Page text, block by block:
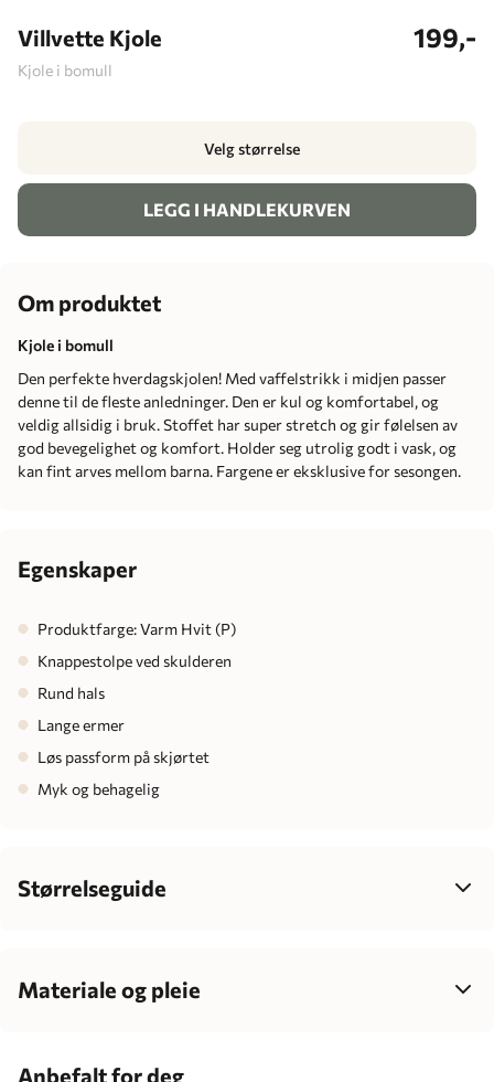
Villvette Kjole
Kjole i bomull
199,-
Velg størrelse
LEGG I HANDLEKURVEN
Om produktet
Kjole i bomull
Den perfekte hverdagskjolen! Med vaffelstrikk i midjen passer
denne til de fleste anledninger. Den er kul og komfortabel, og
veldig allsidig i bruk. Stoffet har super stretch og gir følelsen av
god bevegelighet og komfort. Holder seg utrolig godt i vask, og
kan fint arves mellom barna. Fargene er eksklusive for sesongen.
Egenskaper
Produktfarge: Varm Hvit (P)
Knappestolpe ved skulderen
Rund hals
Lange ermer
Løs passform på skjørtet
Myk og behagelig
Størrelseguide
barnets individuelle vekst.
Materiale og pleie
Anbefalt for deg